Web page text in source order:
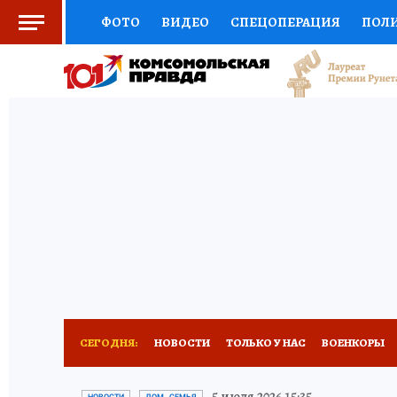
ФОТО ВИДЕО СПЕЦОПЕРАЦИЯ
СОЦПОДДЕРЖКА НАУКА СПОРТ
СЕГОДНЯ: НОВОСТИ ТОЛЬКО У НАС ВОЕНКОРЫ
ПЕТЕРБУРГСКАЯ СТРОЙКА